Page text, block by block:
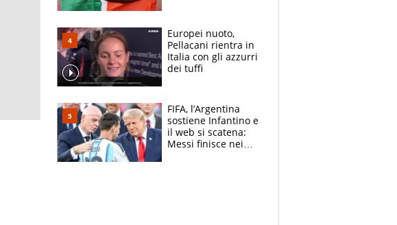
E svela la sorpresa
agli Europei
Europei nuoto,
Pellacani rientra in
Italia con gli azzurri
dei tuffi
FIFA, l’Argentina
sostiene Infantino e
il web si scatena:
Messi finisce nei